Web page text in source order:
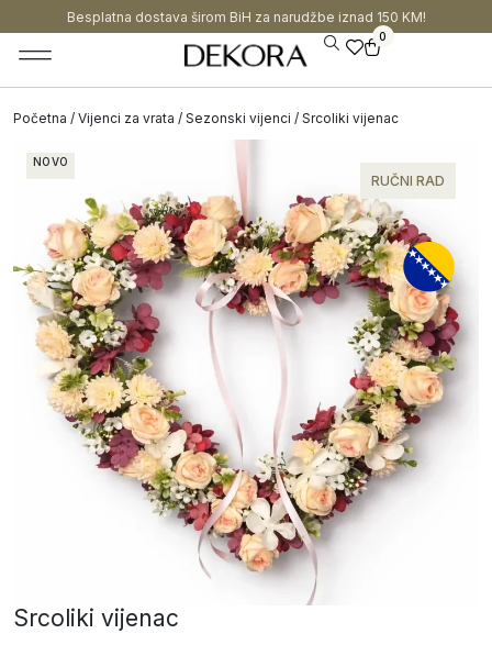
Besplatna dostava širom BiH za narudžbe iznad 150 KM!
0
Početna / Vijenci za vrata / Sezonski vijenci / Srcoliki vijenac
RUČNI RAD
NOVO
Srcoliki vijenac